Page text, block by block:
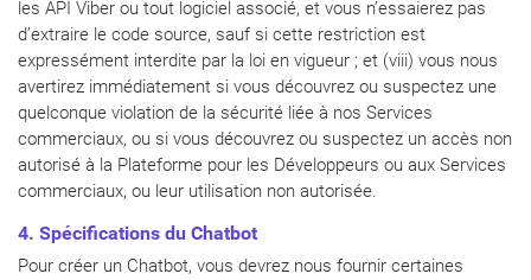
les API Viber ou tout logiciel associé, et vous n’essaierez pas
d’extraire le code source, sauf si cette restriction est
expressément interdite par la loi en vigueur ; et (viii) vous nous
avertirez immédiatement si vous découvrez ou suspectez une
quelconque violation de la sécurité liée à nos Services
commerciaux, ou si vous découvrez ou suspectez un accès non
autorisé à la Plateforme pour les Développeurs ou aux Services
commerciaux, ou leur utilisation non autorisée.
4. Spécifications du Chatbot
Pour créer un Chatbot, vous devrez nous fournir certaines